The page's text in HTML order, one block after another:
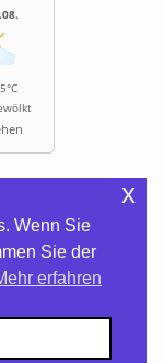
Wenn Sie
Sie der
erfahren
x